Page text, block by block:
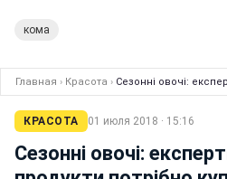
кома
Главная › Красота › Сезонні овочі:
КРАСОТА 01 июля 2018 · 15:16
Сезонні овочі: